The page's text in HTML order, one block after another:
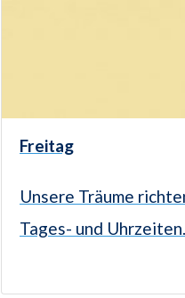
Freitag
Unsere Träume
Tages- und